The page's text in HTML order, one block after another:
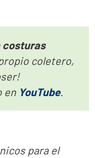
costuras
coletero,
en YouTube.
para el